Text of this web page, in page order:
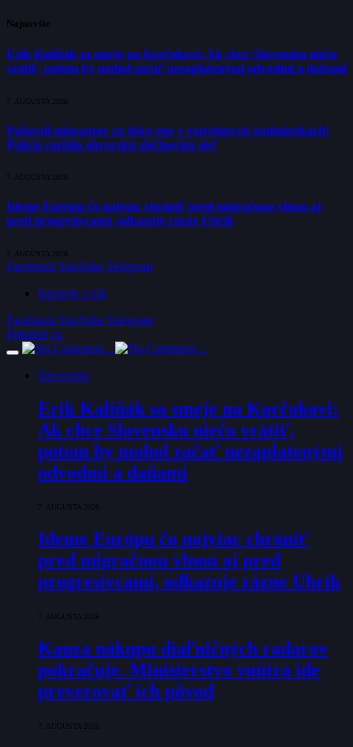
Najnovšie
Erik Kaliňák sa smeje na Korčokovi: Ak chce Slovensku niečo
vrátiť, potom by mohol začať nezaplatenými odvodmi a daňami
7. AUGUSTA 2026
Pašovali migrantov za tisíce eur v extrémnych podmienkach!
Polícia rozbila obrovskú zločineckú sieť
7. AUGUSTA 2026
Ideme Európu čo najviac chrániť pred migračnou vlnou aj
pred progresívcami, odkazuje rázne Uhrík
7. AUGUSTA 2026
FacebookYouTube Telegram
Inzerujte u nás
FacebookYouTube Telegram
Prihlásiť sa
Slovensko
Erik Kaliňák sa smeje na Korčokovi:
Ak chce Slovensku niečo vrátiť,
potom by mohol začať nezaplatenými
odvodmi a daňami
7. AUGUSTA 2026
Ideme Európu čo najviac chrániť
pred migračnou vlnou aj pred
progresívcami, odkazuje rázne Uhrík
7. AUGUSTA 2026
Kauza nákupu diaľničných radarov
pokračuje. Ministerstvo vnútra ide
preverovať ich pôvod
7. AUGUSTA 2026